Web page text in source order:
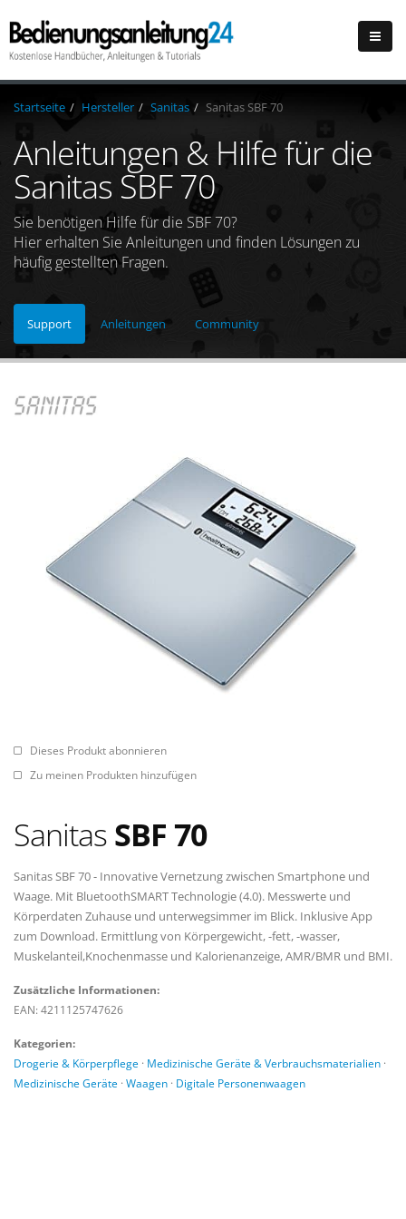
Startseite Hersteller Sanitas Sanitas SBF 70
Anleitungen & Hilfe für die
Sanitas SBF 70
Sie benötigen Hilfe für die SBF 70?
Hier erhalten Sie Anleitungen und finden Lösungen zu
häufig gestellten Fragen.
Support Anleitungen Community
Dieses Produkt abonnieren
Zu meinen Produkten hinzufügen
SanitasSBF 70
Sanitas SBF 70 - Innovative Vernetzung zwischen Smartphone und
Waage. Mit BluetoothSMART Technologie (4.0). Messwerte und
Körperdaten Zuhause und unterwegsimmer im Blick. Inklusive App
zum Download. Ermittlung von Körpergewicht, -fett, -wasser,
Muskelanteil,Knochenmasse und Kalorienanzeige, AMR/BMR und BMI.
Zusätzliche Informationen:
EAN: 4211125747626
Kategorien:
Drogerie & Körperpflege · Medizinische Geräte & Verbrauchsmaterialien ·
Medizinische Geräte · Waagen · Digitale Personenwaagen